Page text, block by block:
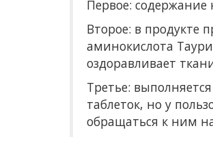
Первое: содержание
Второе: в продукте
аминокислота
оздоравливает
Третье:
таблеток, но у
обращаться к ним